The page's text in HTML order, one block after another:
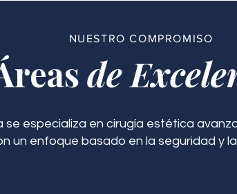
NUESTRO COMPROMISO
de
se especializa en cirugía estética
un enfoque basado en la seguridad y